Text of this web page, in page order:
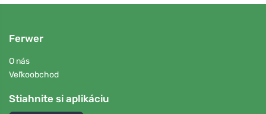
Ferwer
O nás
Veľkoobchod
Stiahnite si aplikáciu